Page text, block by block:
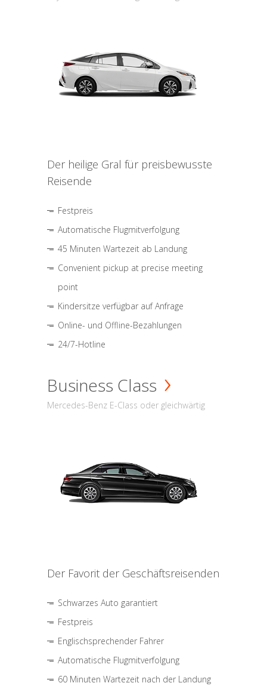
Der heilige Gral für preisbewusste
Reisende
Festpreis
Automatische Flugmitverfolgung
45 Minuten Wartezeit ab Landung
Convenient pickup at precise meeting
point
Kindersitze verfügbar auf Anfrage
Online- und Offline-Bezahlungen
24/7-Hotline
Business Class
Mercedes-Benz E-Class oder gleichwärtig
Der Favorit der Geschäftsreisenden
Schwarzes Auto garantiert
Festpreis
Englischsprechender Fahrer
Automatische Flugmitverfolgung
60 Minuten Wartezeit nach der Landung